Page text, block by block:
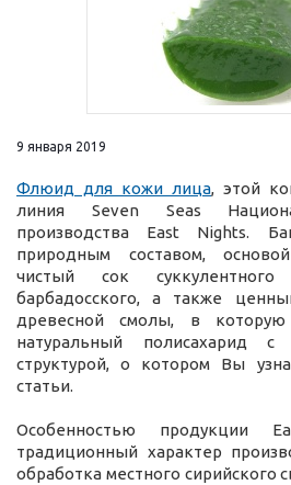
9 января 2019
Флюид для кожи лица, этой
линия Seven Seas
производства East Nights.
природным составом,
чистый сок
барбадосского, а также
древесной смолы, в
натуральный полисахарид с
структурой, о котором Вы
статьи.
Особенностью продукции
традиционный характер
обработка местного сирийского